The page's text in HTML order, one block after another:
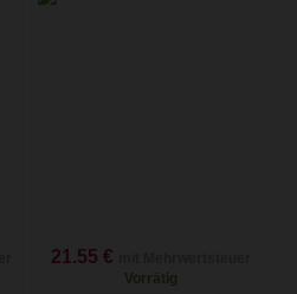
21.55 €
Vorrätig